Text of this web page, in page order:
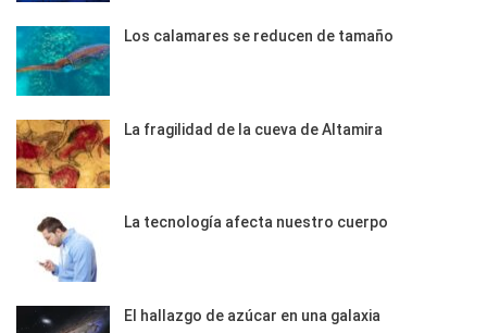
Los calamares se reducen de tamaño
La fragilidad de la cueva de Altamira
La tecnología afecta nuestro cuerpo
El hallazgo de azúcar en una galaxia